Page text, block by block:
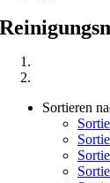
Sortieren